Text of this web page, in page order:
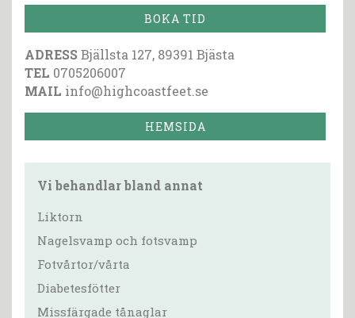
BOKA TID
ADRESSBjällsta 127, 89391 Bjästa
TEL 0705206007
MAIL info@highcoastfeet.se
HEMSIDA
Vi behandlar bland annat
Liktorn
Nagelsvamp och fotsvamp
Fotvårtor/vårta
Diabetesfötter
Missfärgade tånaglar